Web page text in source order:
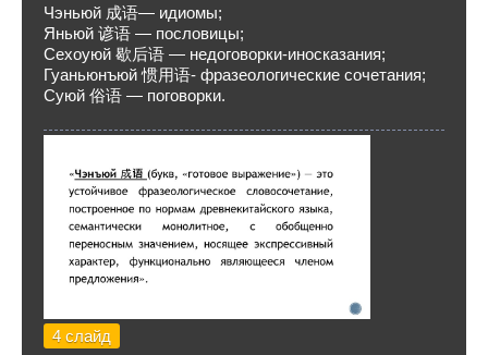
Чэньюй 成语— идиомы;
Яньюй 谚语 — пословицы;
Сехоуюй 歇后语 — недоговорки-иносказания;
Гуаньюнъюй 惯用语- фразеологические сочетания;
Суюй 俗语 — поговорки.
4 слайд